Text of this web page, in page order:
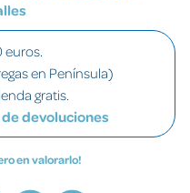
euros.
en Península)
gratis.
devoluciones
en valorarlo!